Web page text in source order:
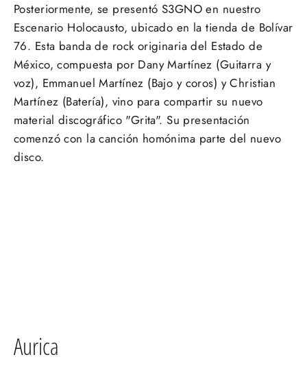
Posteriormente, se presentó S3GNO en nuestro
Escenario Holocausto, ubicado en la tienda de Bolívar
76. Esta banda de rock originaria del Estado de
México, compuesta por Dany Martínez (Guitarra y
voz), Emmanuel Martínez (Bajo y coros) y Christian
Martínez (Batería), vino para compartir su nuevo
material discográfico "Grita". Su presentación
comenzó con la canción homónima parte del nuevo
disco.
Aurica